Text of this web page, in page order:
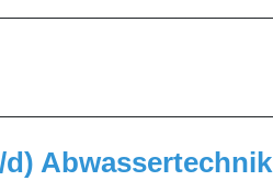
Abwassertechnik